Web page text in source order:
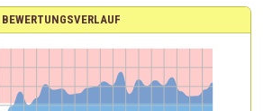
BEWERTUNGSVERLAUF